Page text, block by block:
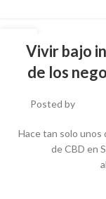
07
OCTVivir bajo
de los
Posted by
Hace tan solo unos
de CBD en